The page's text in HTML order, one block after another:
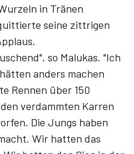
in Tränen
seine zittrigen
so Malukas. "Ich
anders machen
Rennen über 150
verdammten Karren
Die Jungs haben
Wir hatten das